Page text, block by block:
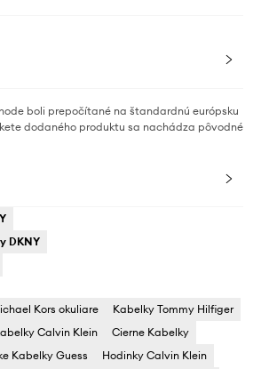
boli prepočítané na štandardnú európsku
dodaného produktu sa nachádza pôvodné
DKNY
Kors okuliare
Kabelky Tommy Hilfiger
Calvin Klein
Cierne Kabelky
Kabelky Guess Hodinky Calvin Klein